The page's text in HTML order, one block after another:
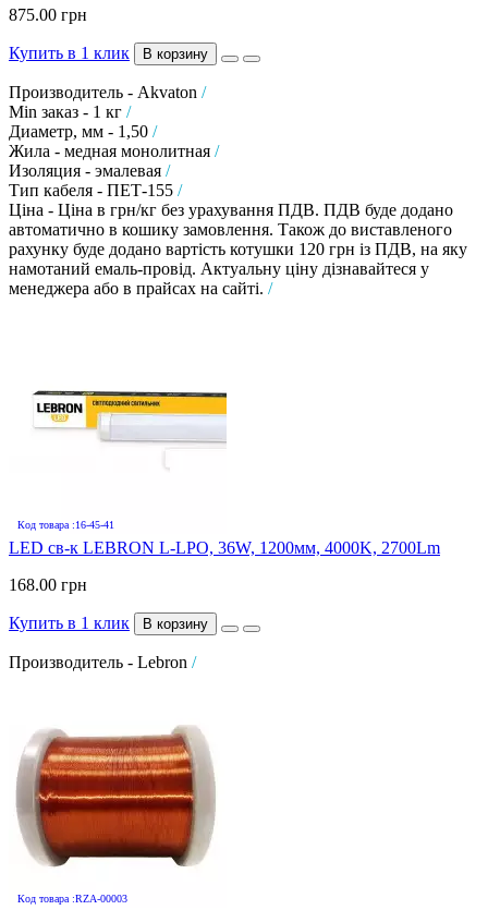
875.00 грн
Купить в 1 клик В корзину
Производитель - Akvaton /
Min заказ - 1 кг /
Диаметр, мм - 1,50 /
Жила - медная монолитная /
Изоляция - эмалевая /
Тип кабеля - ПЕТ-155 /
Ціна - Ціна в грн/кг без урахування ПДВ. ПДВ буде додано
автоматично в кошику замовлення. Також до виставленого
рахунку буде додано вартість котушки 120 грн із ПДВ, на яку
намотаний емаль-провід. Актуальну ціну дізнавайтеся у
менеджера або в прайсах на сайті. /
Код товара :16-45-41
LED св-к LEBRON L-LPO, 36W, 1200мм, 4000K, 2700Lm
168.00 грн
Купить в 1 клик В корзину
Производитель - Lebron /
Код товара :RZA-00003